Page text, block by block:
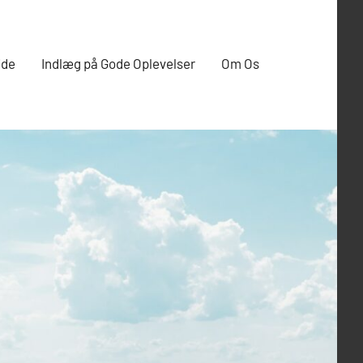
Indlæg på Gode Oplevelser Om Os